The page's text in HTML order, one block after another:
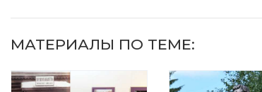
МАТЕРИАЛЫ ПО ТЕМЕ: